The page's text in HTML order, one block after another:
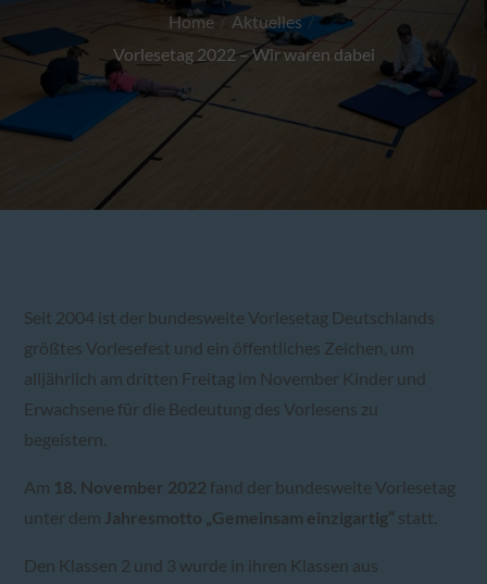
Home
Aktuelles
Vorlesetag 2022 – Wir waren dabei
Seit 2004 ist der bundesweite Vorlesetag Deutschlands
größtes Vorlesefest und ein öffentliches Zeichen, um
alljährlich am dritten Freitag im November Kinder und
Erwachsene für die Bedeutung des Vorlesens zu
begeistern.
Am 18. November 2022 fand der bundesweite Vorlesetag
unter dem Jahresmotto „Gemeinsam einzigartig“ statt.
Den Klassen 2 und 3 wurde in ihren Klassen aus